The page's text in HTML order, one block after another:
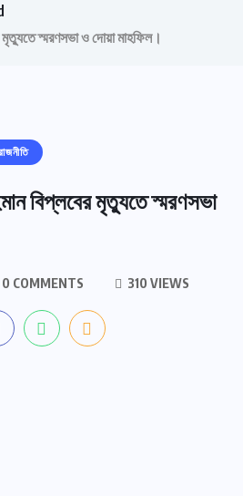
স্মরণসভা ও দোয়া মাহফিল।
বিপ্লবের মৃত্যুতে স্মরণসভা
0 COMMENTS 310 VIEWS